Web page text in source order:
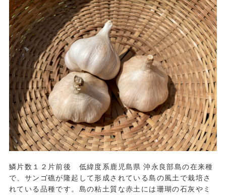
鱗片数１２片前後 低緯度系鹿児島県 沖永良部島の在来種
で、サンゴ礁が隆起して形成されている島の風土で栽培さ
れている品種です。島の粘土質な赤土には珊瑚の石灰やミ